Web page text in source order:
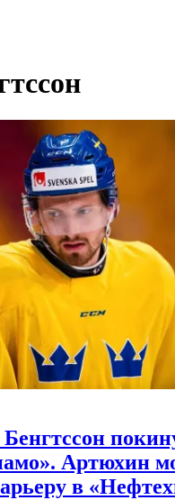
Артюхин
в